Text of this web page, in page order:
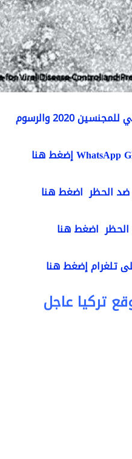
2020 والرسوم
الحظر اضغط هنا
اضغط هنا
تلغرام إضغط هنا
تركيا عاجل